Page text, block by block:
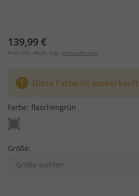
139,99 €
Preis inkl. MwSt. zzgl. Versandkosten
Diese Farbe ist ausverkauft
Farbe: flaschengrün
Größe:
Größe wählen